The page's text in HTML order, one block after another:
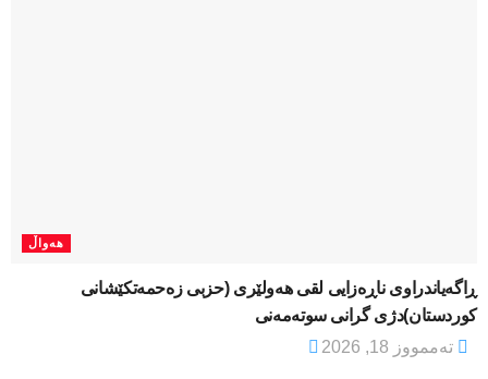
هەواڵ
ڕاگەیاندراوی ناڕەزایی لقی هەولێری (حزبی زەحمەتکێشانی
کوردستان)دژی گرانی سوتەمەنی
تەممووز 18, 2026